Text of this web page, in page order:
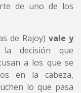
de uno de los
de Rajoy) vale y
decisión que
a los que se
en la cabeza,
lo que pasa